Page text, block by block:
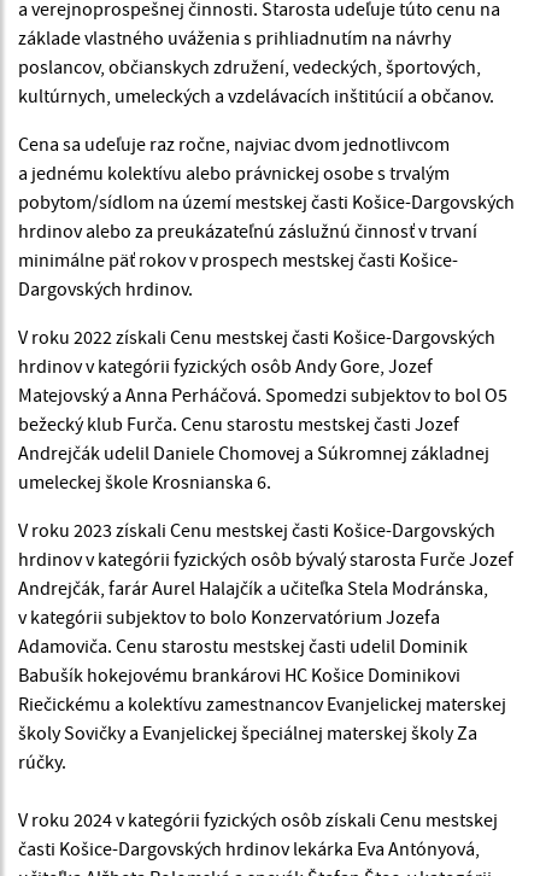
a verejnoprospešnej činnosti. Starosta udeľuje túto cenu na
základe vlastného uváženia s prihliadnutím na návrhy
poslancov, občianskych združení, vedeckých, športových,
kultúrnych, umeleckých a vzdelávacích inštitúcií a občanov.
Cena sa udeľuje raz ročne, najviac dvom jednotlivcom
a jednému kolektívu alebo právnickej osobe s trvalým
pobytom/sídlom na území mestskej časti Košice-Dargovských
hrdinov alebo za preukázateľnú záslužnú činnosť v trvaní
minimálne päť rokov v prospech mestskej časti Košice-
Dargovských hrdinov.
V roku 2022 získali Cenu mestskej časti Košice-Dargovských
hrdinov v kategórii fyzických osôb Andy Gore, Jozef
Matejovský a Anna Perháčová. Spomedzi subjektov to bol O5
bežecký klub Furča. Cenu starostu mestskej časti Jozef
Andrejčák udelil Daniele Chomovej a Súkromnej základnej
umeleckej škole Krosnianska 6.
V roku 2023 získali Cenu mestskej časti Košice-Dargovských
hrdinov v kategórii fyzických osôb bývalý starosta Furče Jozef
Andrejčák, farár Aurel Halajčík a učiteľka Stela Modránska,
v kategórii subjektov to bolo Konzervatórium Jozefa
Adamoviča. Cenu starostu mestskej časti udelil Dominik
Babušík hokejovému brankárovi HC Košice Dominikovi
Riečickému a kolektívu zamestnancov Evanjelickej materskej
školy Sovičky a Evanjelickej špeciálnej materskej školy Za
rúčky.
V roku 2024 v kategórii fyzických osôb získali Cenu mestskej
časti Košice-Dargovských hrdinov lekárka Eva Antónyová,